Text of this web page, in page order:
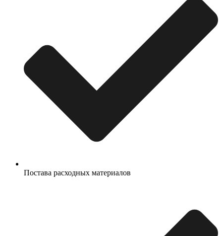
Постава расходных материалов